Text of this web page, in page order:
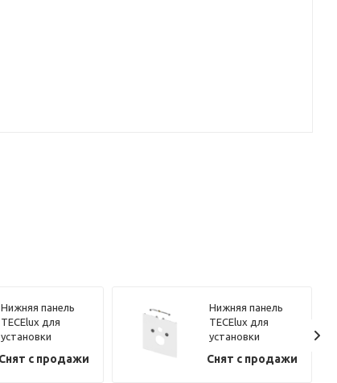
Нижняя панель
TECElux для
установки
Geberit Aquaclean
Снят с продажи
Нижняя панель
TECElux для
установки
Geberit Aquaclean
Снят с продажи